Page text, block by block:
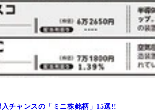
チャンスの「ミニ株銘柄」15選!!